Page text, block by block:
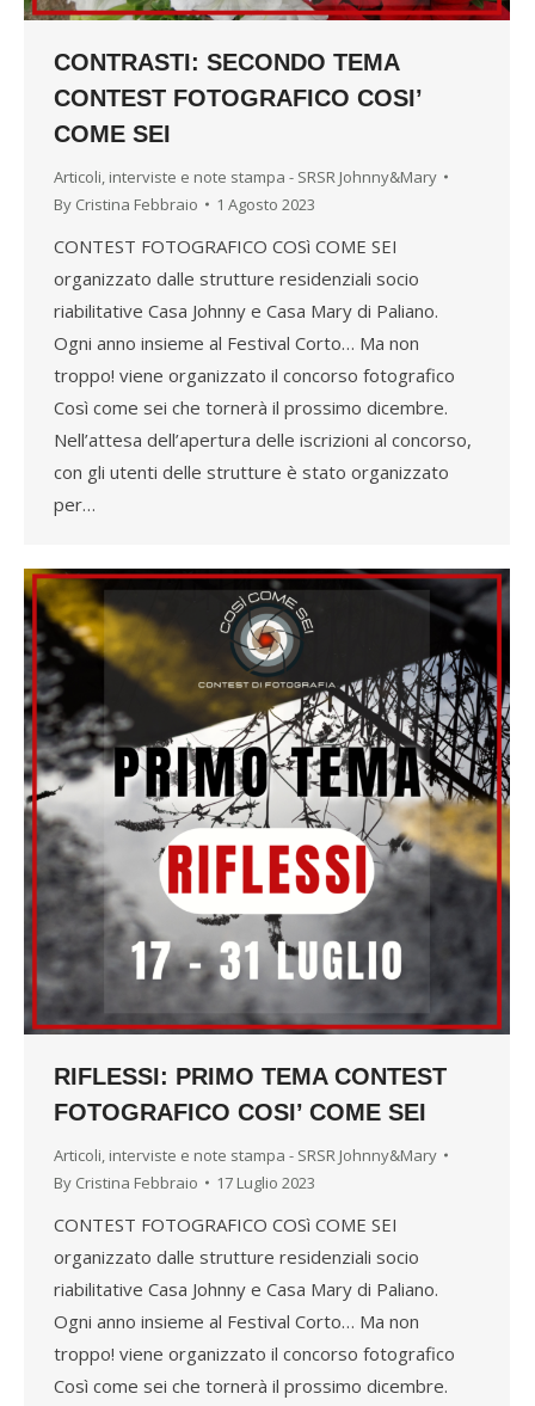
CONTRASTI: SECONDO TEMA
CONTEST FOTOGRAFICO COSI’
COME SEI
Articoli, interviste e note stampa - SRSR Johnny&Mary
By Cristina Febbraio 1 Agosto 2023
CONTEST FOTOGRAFICO COSì COME SEI
organizzato dalle strutture residenziali socio
riabilitative Casa Johnny e Casa Mary di Paliano.
Ogni anno insieme al Festival Corto… Ma non
troppo! viene organizzato il concorso fotografico
Così come sei che tornerà il prossimo dicembre.
Nell’attesa dell’apertura delle iscrizioni al concorso,
con gli utenti delle strutture è stato organizzato
per…
RIFLESSI: PRIMO TEMA CONTEST
FOTOGRAFICO COSI’ COME SEI
Articoli, interviste e note stampa - SRSR Johnny&Mary
By Cristina Febbraio 17 Luglio 2023
CONTEST FOTOGRAFICO COSì COME SEI
organizzato dalle strutture residenziali socio
riabilitative Casa Johnny e Casa Mary di Paliano.
Ogni anno insieme al Festival Corto… Ma non
troppo! viene organizzato il concorso fotografico
Così come sei che tornerà il prossimo dicembre.